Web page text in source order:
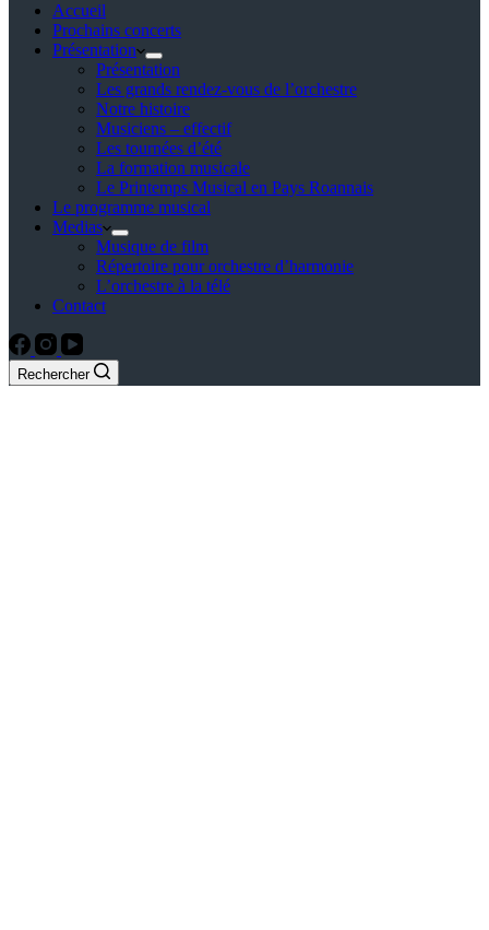
Accueil
Prochains concerts
Présentation
Présentation
Les grands rendez-vous de l’orchestre
Notre histoire
Musiciens – effectif
Les tournées d’été
La formation musicale
Le Printemps Musical en Pays Roannais
Le programme musical
Medias
Musique de film
Répertoire pour orchestre d’harmonie
L’orchestre à la télé
Contact
Rechercher